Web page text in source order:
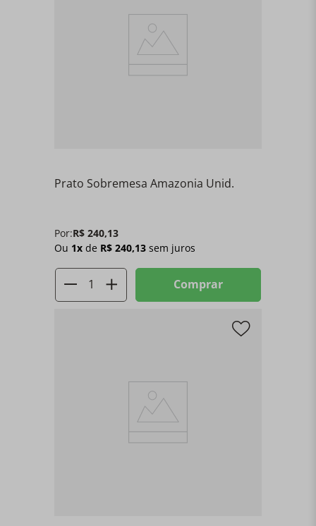
Prato Sobremesa Amazonia Unid.
Por:R$ 240,13
Ou 1x de R$ 240,13 sem juros
Comprar